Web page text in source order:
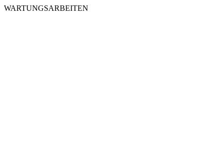
WARTUNGSARBEITEN